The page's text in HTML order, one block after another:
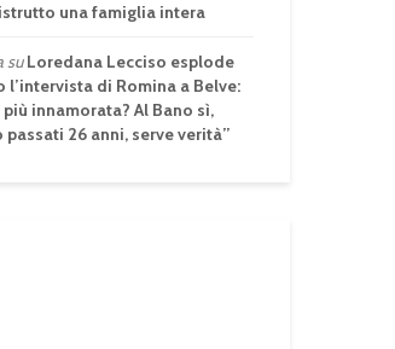
una famiglia intera
suLoredana Lecciso esplode
l’intervista di Romina a Belve:
più innamorata? Al Bano sì,
passati 26 anni, serve verità”